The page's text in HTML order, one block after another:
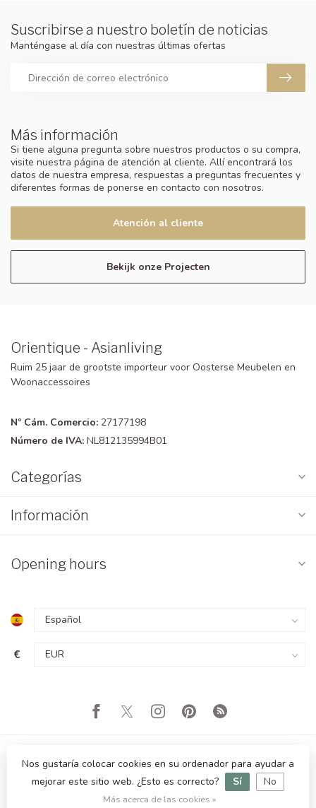
Más información
Si tiene alguna pregunta sobre nuestros productos o su compra,
visite nuestra página de atención al cliente. Allí encontrará los
datos de nuestra empresa, respuestas a preguntas frecuentes y
diferentes formas de ponerse en contacto con nosotros.
Atención al cliente
Bekijk onze Projecten
Suscribirse a nuestro boletín de noticias
Manténgase al día con nuestras últimas ofertas
Orientique - Asianliving
Ruim 25 jaar de grootste importeur voor Oosterse Meubelen en
Woonaccessoires
Nº Cám. Comercio: 27177198
Número de IVA: NL812135994B01
Categorías
Información
Opening hours
€
© Copyright 2026 Orientique - Asianliving
Nos gustaría colocar cookies en su ordenador para ayudar a
mejorar este sitio web. ¿Esto es correcto?
Sí No
Más acerca de las cookies »